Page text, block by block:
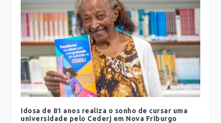
Idosa de 81 anos realiza o sonho de cursar uma
universidade pelo Cederj em Nova Friburgo